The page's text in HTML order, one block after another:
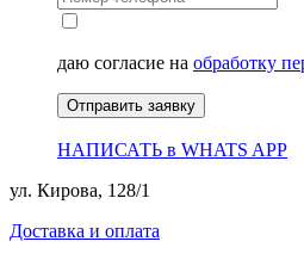
даю согласие на обработку
Отправить заявку
НАПИСАТЬ в WHATS APP
ул. Кирова, 128/1
Доставка и оплата